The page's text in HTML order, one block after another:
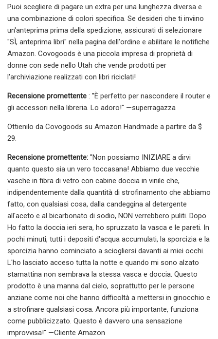
Puoi scegliere di pagare un extra per una lunghezza diversa e
una combinazione di colori specifica. Se desideri che ti inviino
un'anteprima prima della spedizione, assicurati di selezionare
"SÌ, anteprima libri" nella pagina dell'ordine e abilitare le notifiche
Amazon. Covogoods è una piccola impresa di proprietà di
donne con sede nello Utah che vende prodotti per
l'archiviazione realizzati con libri riciclati!
Recensione promettente : "È perfetto per nascondere il router e
gli accessori nella libreria. Lo adoro!" —superragazza
Ottienilo da Covogoods su Amazon Handmade a partire da $
29.
Recensione promettente: "Non possiamo INIZIARE a dirvi
quanto questo sia un vero toccasana! Abbiamo due vecchie
vasche in fibra di vetro con cabine doccia in vinile che,
indipendentemente dalla quantità di strofinamento che abbiamo
fatto, con qualsiasi cosa, dalla candeggina al detergente
all'aceto e al bicarbonato di sodio, NON verrebbero puliti. Dopo
Ho fatto la doccia ieri sera, ho spruzzato la vasca e le pareti. In
pochi minuti, tutti i depositi d'acqua accumulati, la sporcizia e la
sporcizia hanno cominciato a sciogliersi davanti ai miei occhi.
L'ho lasciato acceso tutta la notte e quando mi sono alzato
stamattina non sembrava la stessa vasca e doccia. Questo
prodotto è una manna dal cielo, soprattutto per le persone
anziane come noi che hanno difficoltà a mettersi in ginocchio e
a strofinare qualsiasi cosa. Ancora più importante, funziona
come pubblicizzato. Questo è davvero una sensazione
improvvisa!" —Cliente Amazon